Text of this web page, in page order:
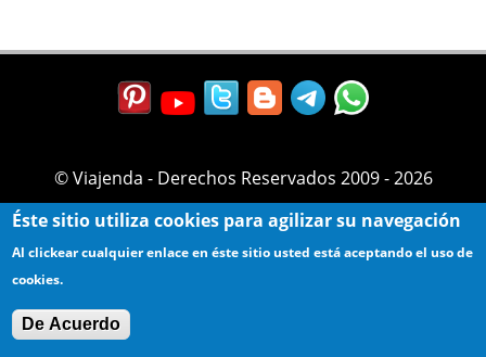
© Viajenda - Derechos Reservados 2009 - 2026
Éste sitio utiliza cookies para agilizar su navegación
Al clickear cualquier enlace en éste sitio usted está aceptando el uso de
cookies.
De Acuerdo